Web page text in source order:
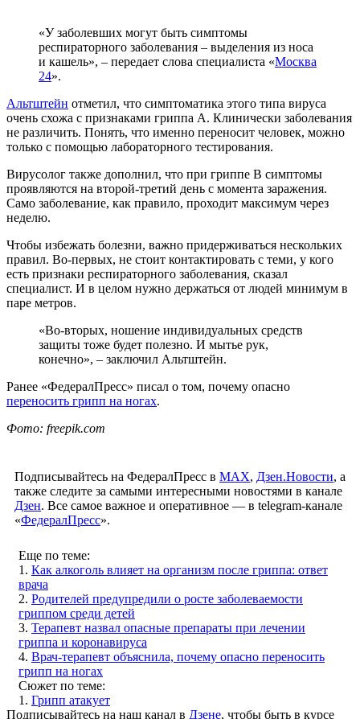
«У заболевших могут быть симптомы
респираторного заболевания – выделения из носа
и кашель», – передает слова специалиста «Москва
24».
Альтштейн отметил, что симптоматика этого типа вируса
очень схожа с признаками гриппа А. Клинически заболевания
не различить. Понять, что именно переносит человек, можно
только с помощью лабораторного тестирования.
Вирусолог также дополнил, что при гриппе В симптомы
проявляются на второй-третий день с момента заражения.
Само заболевание, как правило, проходит максимум через
неделю.
Чтобы избежать болезни, важно придерживаться нескольких
правил. Во-первых, не стоит контактировать с теми, у кого
есть признаки респираторного заболевания, сказал
специалист. И в целом нужно держаться от людей минимум в
паре метров.
«Во-вторых, ношение индивидуальных средств
защиты тоже будет полезно. И мытье рук,
конечно», – заключил Альтштейн.
Ранее «ФедералПресс» писал о том, почему опасно
переносить грипп на ногах.
Фото: freepik.com
Подписывайтесь на ФедералПресс в МАХ, Дзен.Новости, а
также следите за самыми интересными новостями в канале
Дзен. Все самое важное и оперативное — в telegram-канале
«ФедералПресс».
Еще по теме:
1. Как алкоголь влияет на организм после гриппа: ответ
врача
2. Родителей предупредили о росте заболеваемости
гриппом среди детей
3. Терапевт назвал опасные препараты при лечении
гриппа и коронавируса
4. Врач-терапевт объяснила, почему опасно переносить
грипп на ногах
Сюжет по теме:
1. Грипп атакует
Подписывайтесь на наш канал в Дзене, чтобы быть в курсе